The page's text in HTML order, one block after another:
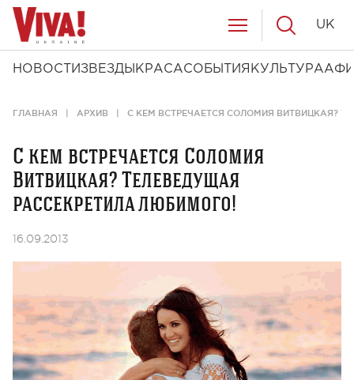
НОВОСТИ ЗВЕЗДЫ КРАСАСОБЫТИЯ КУЛЬТУРА
UK
ГЛАВНАЯ АРХИВ С КЕМ ВСТРЕЧАЕТСЯ СОЛОМИЯ ВИТВИЦКАЯ?
С кем встречается Соломия
Витвицкая? Телеведущая
рассекретила любимого!
16.09.2013